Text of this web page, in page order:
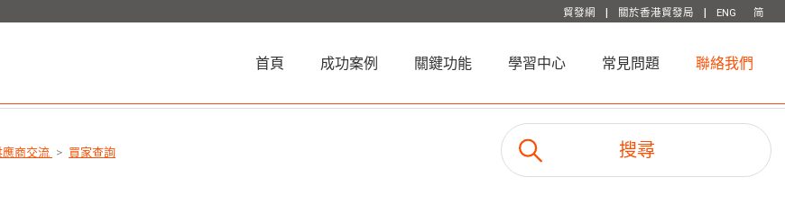
貿發網 | 關於香港貿發局 | ENG 简
首頁 (current)成功案例 關鍵功能 學習中心 常見問題 聯絡我們
商交流 買家查詢